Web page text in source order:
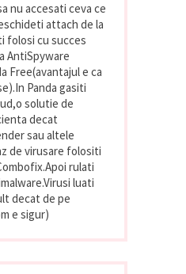
nu accesati ceva ce
attach de la
folosi cu succes
AntiSpyware
Free(avantajul e ca
Panda gasiti
solutie de
decat
sau altele
de virusare folositi
rulati
luati
decat de pe
e sigur)